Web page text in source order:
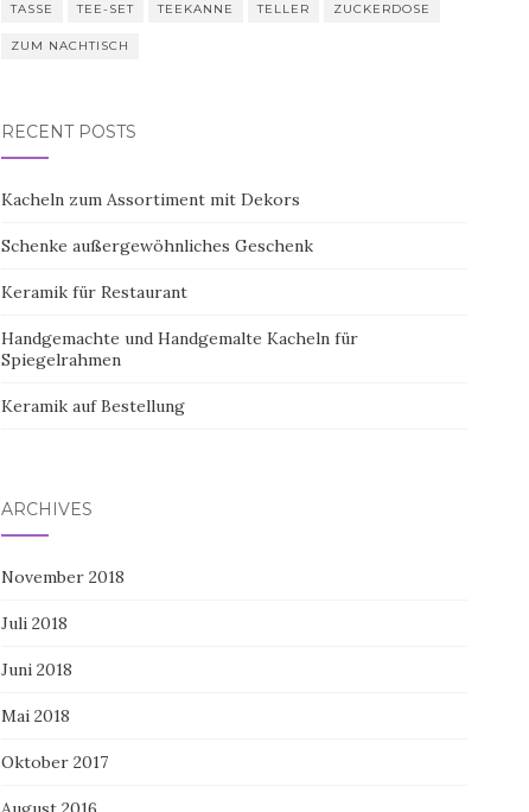
TASSE TEE-SET TEEKANNE TELLER ZUCKERDOSE
ZUM NACHTISCH
RECENT POSTS
Kacheln zum Assortiment mit Dekors
Schenke außergewöhnliches Geschenk
Keramik für Restaurant
Handgemachte und Handgemalte Kacheln für
Spiegelrahmen
Keramik auf Bestellung
ARCHIVES
November 2018
Juli 2018
Juni 2018
Mai 2018
Oktober 2017